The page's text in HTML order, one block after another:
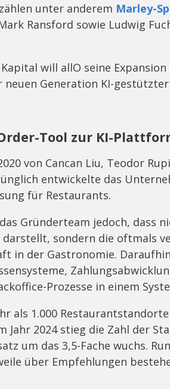
zählen unter anderem Marley-
Ransford sowie Ludwig
will allO seine
neuen Generation KI-
Tool zur KI-
von Cancan Liu, Teodor
entwickelte das
für Restaurants.
Gründerteam jedoch, dass
darstellt, sondern die oftmals
in der Gastronomie.
Prozesse in einem
als 1.000
Jahr 2024 stieg die Zahl der
um das 3,5-Fache wuchs.
über Empfehlungen